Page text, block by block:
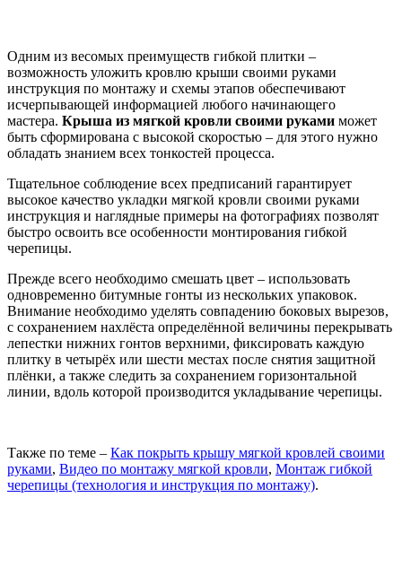
Одним из весомых преимуществ гибкой плитки –
возможность уложить кровлю крыши своими руками
инструкция по монтажу и схемы этапов обеспечивают
исчерпывающей информацией любого начинающего
мастера. Крыша из мягкой кровли своими руками может
быть сформирована с высокой скоростью – для этого нужно
обладать знанием всех тонкостей процесса.
Тщательное соблюдение всех предписаний гарантирует
высокое качество укладки мягкой кровли своими руками
инструкция и наглядные примеры на фотографиях позволят
быстро освоить все особенности монтирования гибкой
черепицы.
Прежде всего необходимо смешать цвет – использовать
одновременно битумные гонты из нескольких упаковок.
Внимание необходимо уделять совпадению боковых вырезов,
с сохранением нахлёста определённой величины перекрывать
лепестки нижних гонтов верхними, фиксировать каждую
плитку в четырёх или шести местах после снятия защитной
плёнки, а также следить за сохранением горизонтальной
линии, вдоль которой производится укладывание черепицы.
Также по теме – Как покрыть крышу мягкой кровлей своими
руками, Видео по монтажу мягкой кровли, Монтаж гибкой
черепицы (технология и инструкция по монтажу).